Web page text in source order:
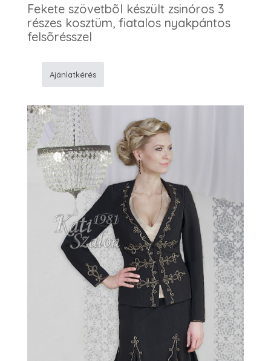
Fekete szövetbõl készült zsinóros 3
részes kosztüm, fiatalos nyakpántos
felsõrésszel
kosztüm
mennyiség
Ajánlatkérés